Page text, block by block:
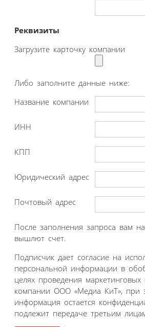
Реквизиты
Загрузите карточку компании
Либо заполните данные ниже:
Название компании
ИНН
КПП
Юридический адрес
Почтовый адрес
После заполнения запроса вам
вышлют счет.
Подписчик дает согласие на
персональной информации в
целях проведения маркетинговых
компании ООО «Медиа КиТ», при
информация остается
подлежит передаче третьим